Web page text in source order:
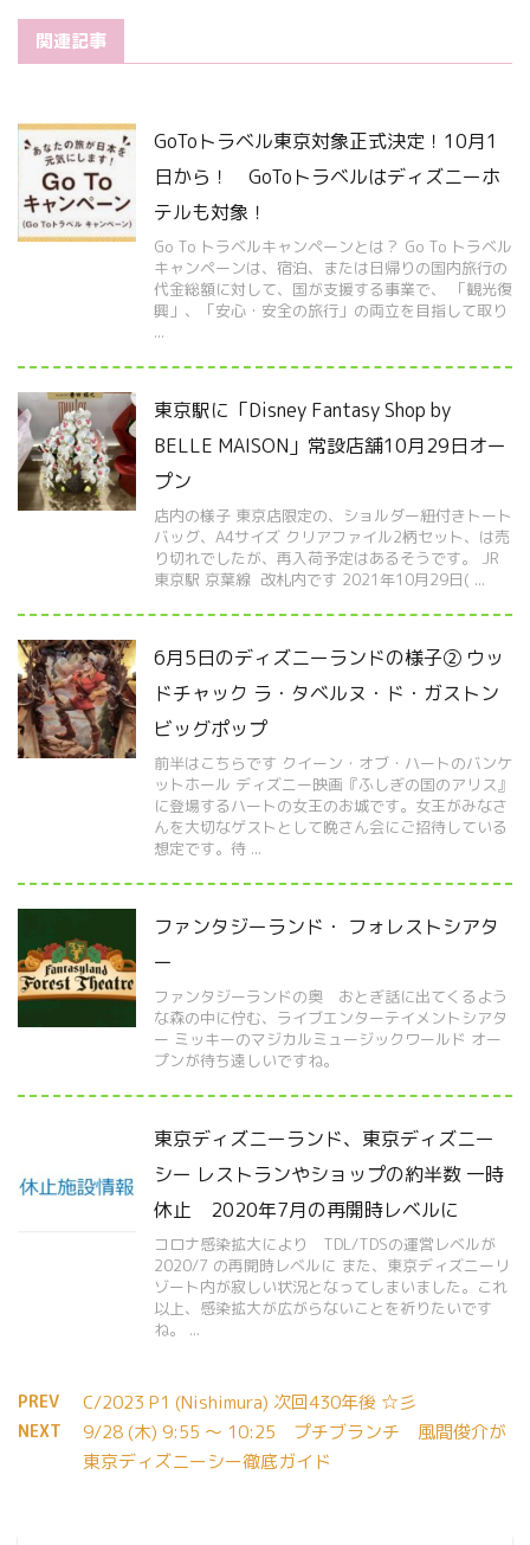
関連記事
GoToトラベル東京対象正式決定！10月1
日から！ GoToトラベルはディズニーホ
テルも対象！
Go To トラベルキャンペーンとは？ Go To トラベル
キャンペーンは、宿泊、または日帰りの国内旅行の
代金総額に対して、国が支援する事業で、 「観光復
興」、「安心・安全の旅行」の両立を目指して取り
...
東京駅に「Disney Fantasy Shop by
BELLE MAISON」常設店舗10月29日オー
プン
店内の様子 東京店限定の、ショルダー紐付きトート
バッグ、A4サイズ クリアファイル2柄セット、は売
り切れでしたが、再入荷予定はあるそうです。 JR
東京駅 京葉線 改札内です 2021年10月29日( ...
6月5日のディズニーランドの様子② ウッ
ドチャック ラ・タベルヌ・ド・ガストン
ビッグポップ
前半はこちらです クイーン・オブ・ハートのバンケ
ットホール ディズニー映画『ふしぎの国のアリス』
に登場するハートの女王のお城です。女王がみなさ
んを大切なゲストとして晩さん会にご招待している
想定です。待 ...
ファンタジーランド・ フォレストシアタ
ー
ファンタジーランドの奥 おとぎ話に出てくるよう
な森の中に佇む、ライブエンターテイメントシアタ
ー ミッキーのマジカルミュージックワールド オー
プンが待ち遠しいですね。
東京ディズニーランド、東京ディズニー
シー レストランやショップの約半数 一時
休止 2020年7月の再開時レベルに
コロナ感染拡大により TDL/TDSの運営レベルが
2020/7 の再開時レベルに また、東京ディズニーリ
ゾート内が寂しい状況となってしまいました。これ
以上、感染拡大が広がらないことを祈りたいです
ね。 ...
PREV C/2023 P1 (Nishimura) 次回430年後 ☆彡
NEXT
9/28 (木) 9:55 ～ 10:25 プチブランチ 風間俊介が
東京ディズニーシー徹底ガイド